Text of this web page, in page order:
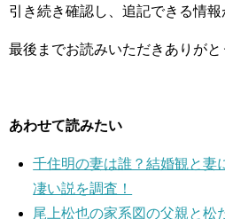
引き続き確認し、追記できる情報
最後までお読みいただきありが
あわせて読みたい
千住明の妻は誰？結婚観と妻
凄い説を調査！
尾上松也の家系図の父親と松